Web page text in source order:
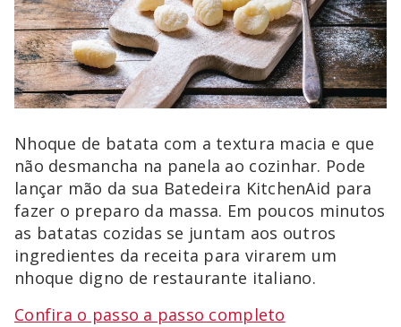
Nhoque de batata com a textura macia e que
não desmancha na panela ao cozinhar. Pode
lançar mão da sua Batedeira KitchenAid para
fazer o preparo da massa. Em poucos minutos
as batatas cozidas se juntam aos outros
ingredientes da receita para virarem um
nhoque digno de restaurante italiano.
Confira o passo a passo completo